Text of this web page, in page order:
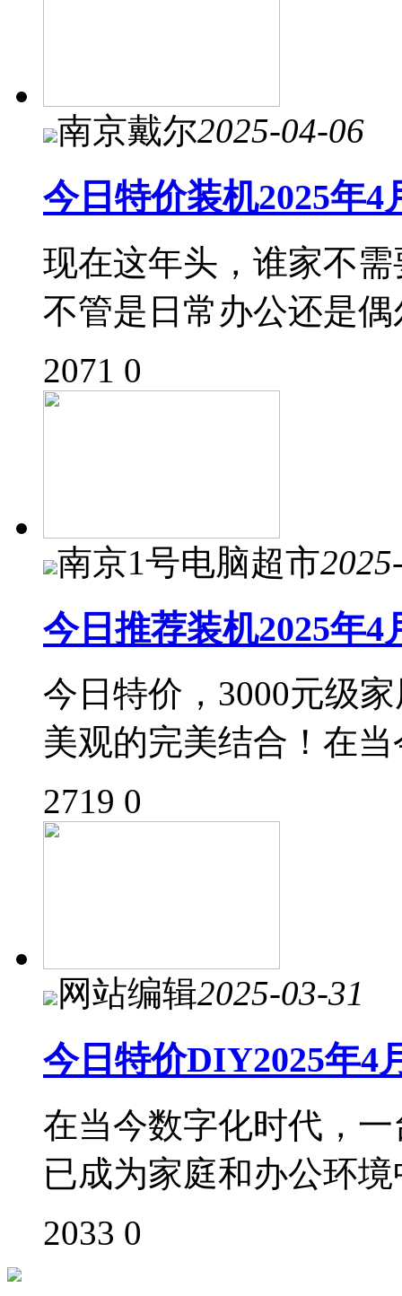
南京戴尔2025-04-06
今日特价装机2025年
现在这年头，谁家不
不管是日常办公还是
2071 0
南京1号电脑超市
今日推荐装机2025年
今日特价，3000元级
美观的完美结合！在
2719 0
网站编辑2025-03-31
今日特价DIY2025年4
在当今数字化时代，
已成为家庭和办公环
2033 0